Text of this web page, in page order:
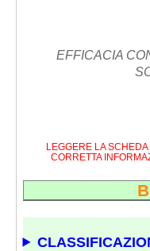
EFFICACIA
LEGGERE LA
CORRETTA